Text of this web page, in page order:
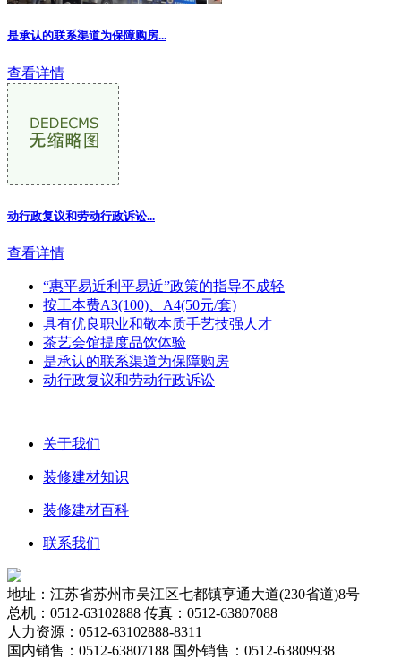
是承认的联系渠道为保障购房...
查看详情
动行政复议和劳动行政诉讼...
查看详情
“惠平易近利平易近”政策的指导不成轻
按工本费A3(100)、A4(50元/套)
具有优良职业和敬本质手艺技强人才
茶艺会馆提度品饮体验
是承认的联系渠道为保障购房
动行政复议和劳动行政诉讼
关于我们
装修建材知识
装修建材百科
联系我们
地址：江苏省苏州市吴江区七都镇亨通大道(230省道)8号
总机：0512-63102888 传真：0512-63807088
人力资源：0512-63102888-8311
国内销售：0512-63807188 国外销售：0512-63809938